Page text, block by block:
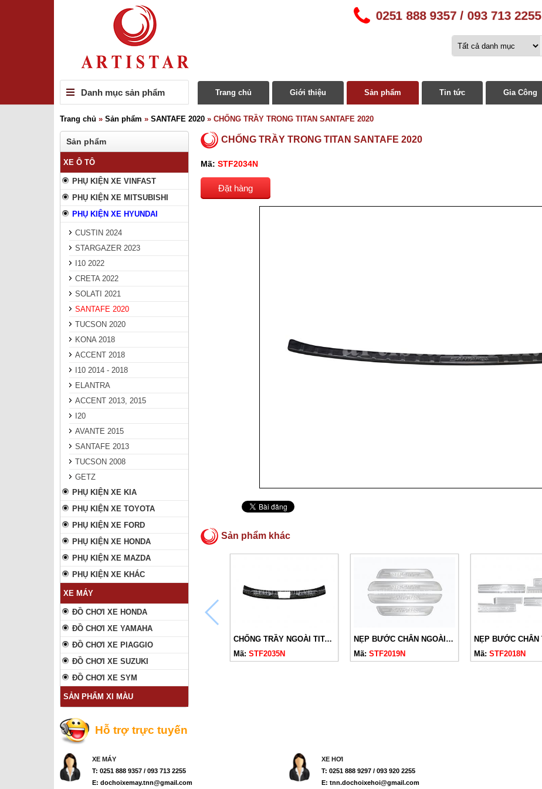
0251 888 9357 / 093 713 2255
Danh mục sản phẩm Trang chủ Giới thiệu Sản phẩm Tin tức Gia Công
Trang chủ » Sản phẩm » SANTAFE 2020 » CHỐNG TRẦY TRONG TITAN SANTAFE 2020
Sản phẩm
XE Ô TÔ
PHỤ KIỆN XE VINFAST
PHỤ KIỆN XE MITSUBISHI
PHỤ KIỆN XE HYUNDAI
CUSTIN 2024
STARGAZER 2023
I10 2022
CRETA 2022
SOLATI 2021
SANTAFE 2020
TUCSON 2020
KONA 2018
ACCENT 2018
I10 2014 - 2018
ELANTRA
ACCENT 2013, 2015
I20
AVANTE 2015
SANTAFE 2013
TUCSON 2008
GETZ
PHỤ KIỆN XE KIA
PHỤ KIỆN XE TOYOTA
PHỤ KIỆN XE FORD
PHỤ KIỆN XE HONDA
PHỤ KIỆN XE MAZDA
PHỤ KIỆN XE KHÁC
XE MÁY
ĐỒ CHƠI XE HONDA
ĐỒ CHƠI XE YAMAHA
ĐỒ CHƠI XE PIAGGIO
ĐỒ CHƠI XE SUZUKI
ĐỒ CHƠI XE SYM
SẢN PHẨM XI MÀU
CHỐNG TRẦY TRONG TITAN SANTAFE 2020
Mã: STF2034N
Đặt hàng
Sản phẩm khác
CHỐNG TRẦY NGOÀI TITAN SANTAFE 2020
Mã: STF2035N
NẸP BƯỚC CHÂN NGOÀI SANTAFE 2020 INOX
Mã: STF2019N
Mã: STF2018N
Hỗ trợ trực tuyến
XE MÁY
T: 0251 888 9357 / 093 713 2255
E: dochoixemay.tnn@gmail.com
XE HƠI
T: 0251 888 9297 / 093 920 2255
E: tnn.dochoixehoi@gmail.com